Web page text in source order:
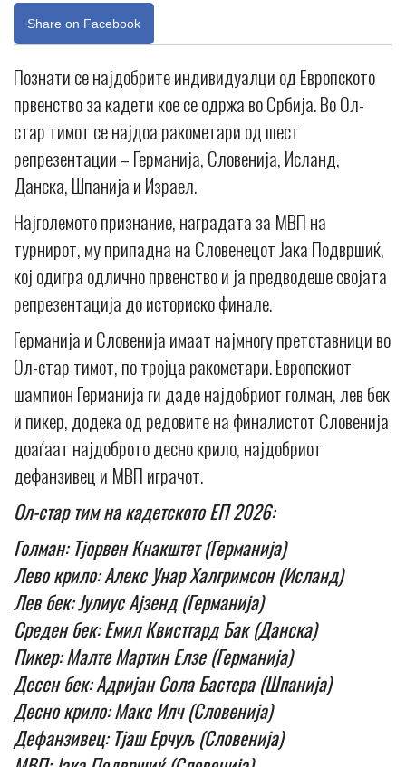
Share on Facebook
Познати се најдобрите индивидуалци од Европското
првенство за кадети кое се одржа во Србија. Во Ол-
стар тимот се најдоа ракометари од шест
репрезентации – Германија, Словенија, Исланд,
Данска, Шпанија и Израел.
Најголемото признание, наградата за МВП на
турнирот, му припадна на Словенецот Јака Подвршиќ,
кој одигра одлично првенство и ја предводеше својата
репрезентација до историско финале.
Германија и Словенија имаат најмногу претставници во
Ол-стар тимот, по тројца ракометари. Европскиот
шампион Германија ги даде најдобриот голман, лев бек
и пикер, додека од редовите на финалистот Словенија
доаѓаат најдоброто десно крило, најдобриот
дефанзивец и МВП играчот.
Ол-стар тим на кадетското ЕП 2026:
Голман: Тјорвен Кнакштет (Германија)
Лево крило: Алекс Унар Халгримсон (Исланд)
Лев бек: Јулиус Ајзенд (Германија)
Среден бек: Емил Квистгард Бак (Данска)
Пикер: Малте Мартин Елзе (Германија)
Десен бек: Адријан Сола Бастера (Шпанија)
Десно крило: Макс Илч (Словенија)
Дефанзивец: Тјаш Ерчуљ (Словенија)